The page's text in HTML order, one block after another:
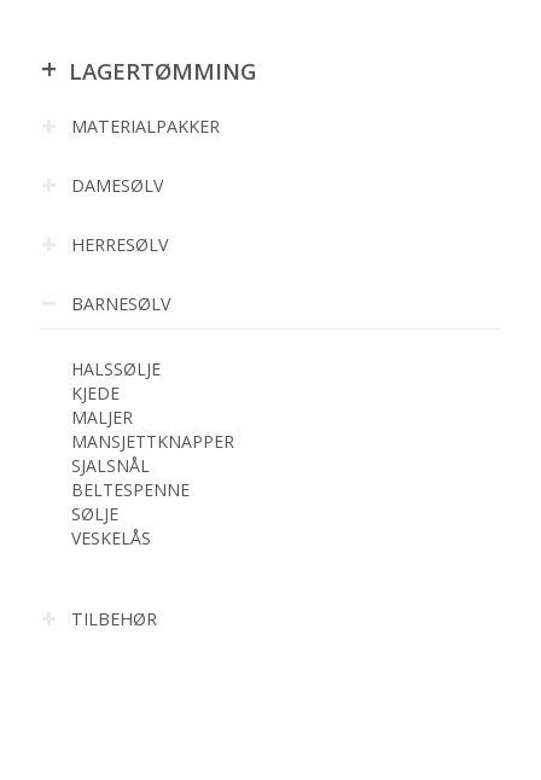
+ LAGERTØMMING
MATERIALPAKKER
DAMESØLV
HERRESØLV
BARNESØLV
HALSSØLJE
KJEDE
MALJER
MANSJETTKNAPPER
SJALSNÅL
BELTESPENNE
SØLJE
VESKELÅS
TILBEHØR